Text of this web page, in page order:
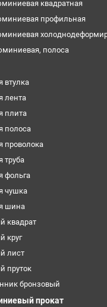
квадратная
профильная
полоса
втулка
лента
плита
полоса
проволока
труба
фольга
чушка
шина
квадрат
круг
лист
пруток
бронзовый
прокат